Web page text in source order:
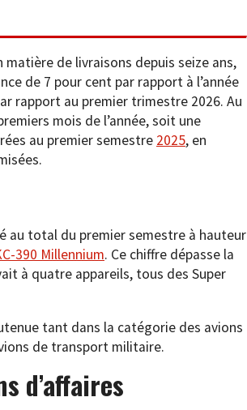
de livraisons depuis seize ans,
de 7 pour cent par rapport à l’année
rapport au premier trimestre 2026. Au
mois de l’année, soit une
au premier semestre 2025, en
au total du premier semestre à hauteur
390 Millennium. Ce chiffre dépasse la
à quatre appareils, tous des Super
tant dans la catégorie des avions
de transport militaire.
d’affaires